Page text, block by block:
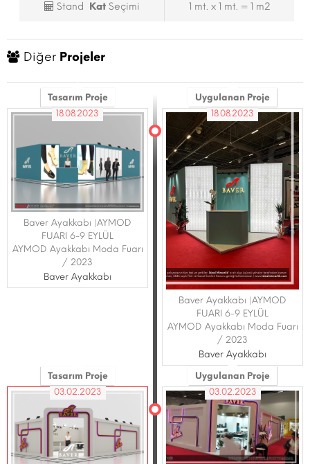
Stand KatSeçimi 1 mt. x 1 mt. = 1 m2
Diğer Projeler
Tasarım Proje
18.08.2023
Baver Ayakkabı |AYMOD
FUARI 6-9 EYLÜL
AYMOD Ayakkabı Moda Fuarı
/ 2023
Baver Ayakkabı
Uygulanan Proje
18.08.2023
Baver Ayakkabı |AYMOD
FUARI 6-9 EYLÜL
AYMOD Ayakkabı Moda Fuarı
/ 2023
Baver Ayakkabı
Tasarım Proje
03.02.2023
Uygulanan Proje
03.02.2023